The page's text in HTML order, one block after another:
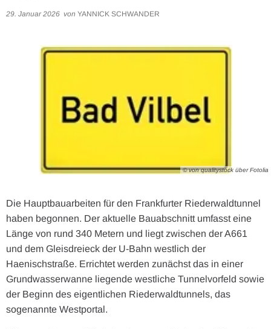
29. Januar 2026 von YANNICK SCHWANDER
© von qualitystock über Fotolia
Die Hauptbauarbeiten für den Frankfurter Riederwaldtunnel
haben begonnen. Der aktuelle Bauabschnitt umfasst eine
Länge von rund 340 Metern und liegt zwischen der A661
und dem Gleisdreieck der U-Bahn westlich der
Haenischstraße. Errichtet werden zunächst das in einer
Grundwasserwanne liegende westliche Tunnelvorfeld sowie
der Beginn des eigentlichen Riederwaldtunnels, das
sogenannte Westportal.